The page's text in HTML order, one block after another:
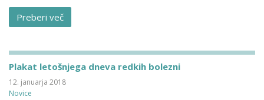
Preberi več
Plakat letošnjega dneva redkih bolezni
12. januarja 2018
Novice